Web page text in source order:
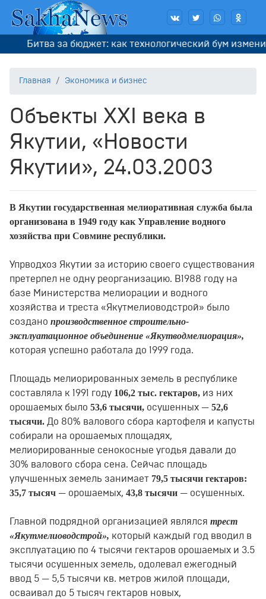
Битва за бюджет: как технологический бум изменил
Главная Экономика и бизнес
Объекты ХХI века в
Якутии, «Новости
Якутии», 24.03.2003
В Якутии государственная мелиоративная служба была
организована в 1949 году как Управление водного
хозяйства при Совмине республики.
Упрводхоз Якутии за историю своего существования
претерпел не одну реорганизацию. В1988 году на
базе Министерства мелиорации и водного
хозяйства и треста «Якутмелиоводстрой» было
создано производственное строительно-
эксплуатационное объединение «Якутводмелиорация»,
которая успешно работала до 1999 года.
Площадь мелиорированных земель в республике
составляла к 1991 году 106,2 тыс. гектаров, из них
орошаемых было 53,6 тысячи, осушенных — 52,6
тысячи. До 80% валового сбора картофеля и капусты
собирали на орошаемых площадях,
мелиорированные сенокосные угодья давали до
30% валового сбора сена. Сейчас площадь
улучшенных земель занимает 79,5 тысячи гектаров:
35,7 тысяч — орошаемых, 43,8 тысячи — осушенных.
Главной подрядной организацией являлся трест
«Якутмелиоводстрой», который каждый год вводил в
эксплуатацию по 4 тысячи гектаров орошаемых и 3.5
тысячи осушенных земель, одолевал ежегодный
ввод 5 — 5,5 тысячи кв. метров жилой площади,
осваивал до 5 тысяч гектаров новых,